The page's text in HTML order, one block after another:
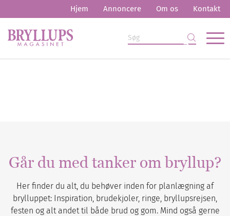
Hjem Annoncere Om os Kontakt
Går du med tanker om bryllup?
Her finder du alt, du behøver inden for planlægning af
brylluppet: Inspiration, brudekjoler, ringe, bryllupsrejsen,
festen og alt andet til både brud og gom. Mind også gerne